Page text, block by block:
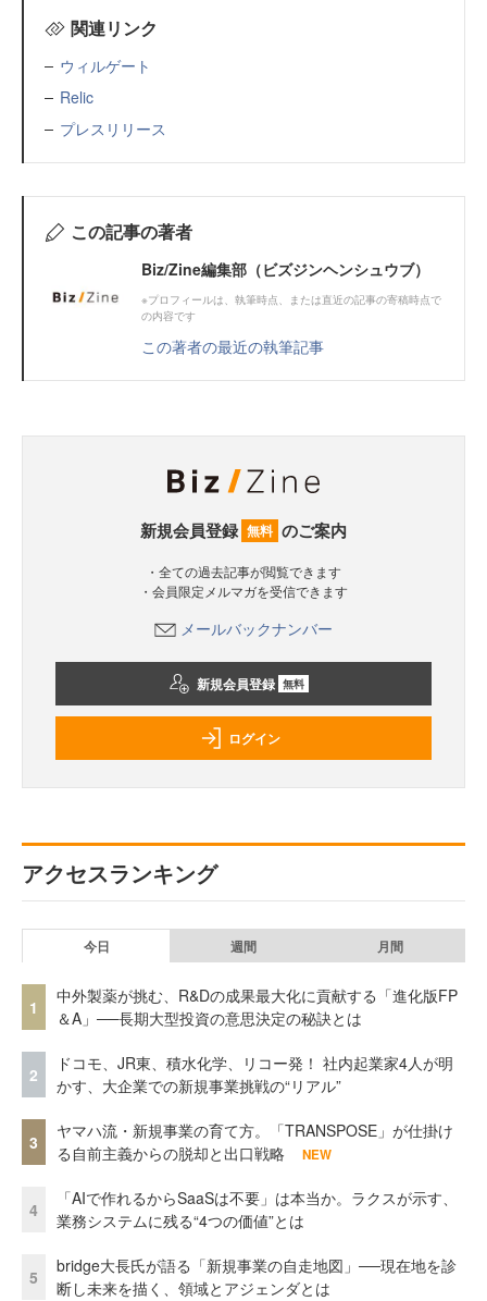
関連リンク
ウィルゲート
Relic
プレスリリース
この記事の著者
Biz/Zine編集部（ビズジンヘンシュウブ）
※プロフィールは、執筆時点、または直近の記事の寄稿時点で
の内容です
この著者の最近の執筆記事
新規会員登録 無料 のご案内
・全ての過去記事が閲覧できます
・会員限定メルマガを受信できます
メールバックナンバー
新規会員登録 無料
ログイン
アクセスランキング
今日 週間 月間
1
中外製薬が挑む、R&Dの成果最大化に貢献する「進化版FP
＆A」──長期大型投資の意思決定の秘訣とは
2
ドコモ、JR東、積水化学、リコー発！ 社内起業家4人が明
かす、大企業での新規事業挑戦の“リアル”
3
ヤマハ流・新規事業の育て方。「TRANSPOSE」が仕掛け
る自前主義からの脱却と出口戦略
NEW
4
「AIで作れるからSaaSは不要」は本当か。ラクスが示す、
業務システムに残る“4つの価値”とは
5
bridge大長氏が語る「新規事業の自走地図」──現在地を診
断し未来を描く、領域とアジェンダとは